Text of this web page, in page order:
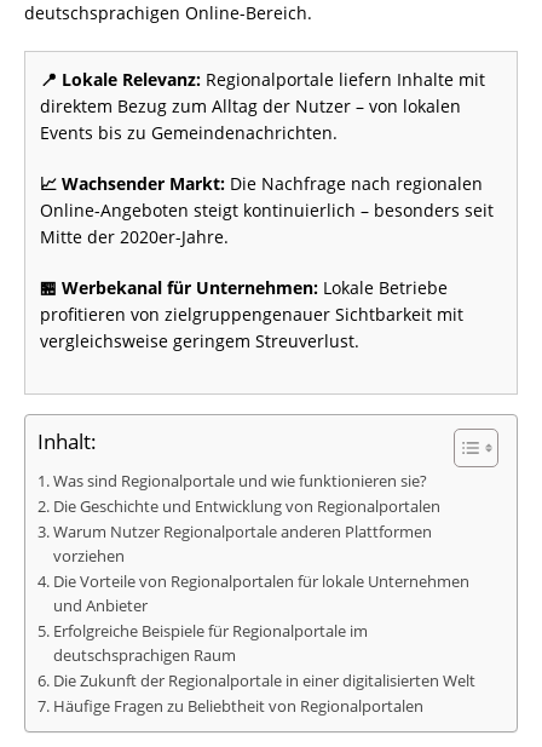
deutschsprachigen Online-Bereich.
📍 Lokale Relevanz: Regionalportale liefern Inhalte mit
direktem Bezug zum Alltag der Nutzer – von lokalen
Events bis zu Gemeindenachrichten.
📈 Wachsender Markt: Die Nachfrage nach regionalen
Online-Angeboten steigt kontinuierlich – besonders seit
Mitte der 2020er-Jahre.
🏪 Werbekanal für Unternehmen: Lokale Betriebe
profitieren von zielgruppengenauer Sichtbarkeit mit
vergleichsweise geringem Streuverlust.
Inhalt:
Was sind Regionalportale und wie funktionieren sie?
Die Geschichte und Entwicklung von Regionalportalen
Warum Nutzer Regionalportale anderen Plattformen
vorziehen
Die Vorteile von Regionalportalen für lokale Unternehmen
und Anbieter
Erfolgreiche Beispiele für Regionalportale im
deutschsprachigen Raum
Die Zukunft der Regionalportale in einer digitalisierten Welt
Häufige Fragen zu Beliebtheit von Regionalportalen